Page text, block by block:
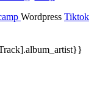
Wordpress Tiktok